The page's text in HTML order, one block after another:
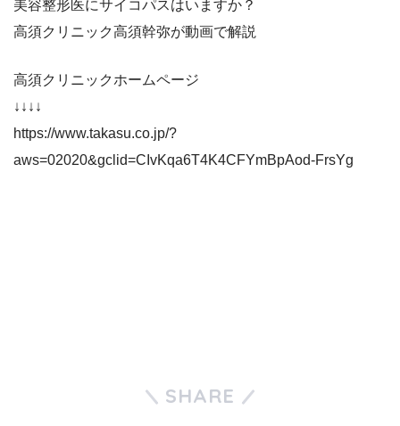
美容整形医にサイコパスはいますか？
高須クリニック高須幹弥が動画で解説
高須クリニックホームページ
↓↓↓↓
https://www.takasu.co.jp/?
aws=02020&gclid=CIvKqa6T4K4CFYmBpAod-FrsYg
SHARE